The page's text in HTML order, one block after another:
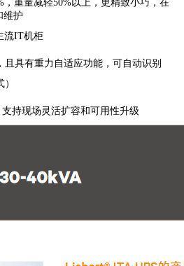
，重量减轻50%以上，更精致小巧，在
维护
流IT机柜
具有重力自适应功能，可自动识别
持现场灵活扩容和可用性升级